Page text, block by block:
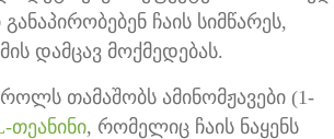
ჩაის სიმწარეს,
დამცავ მოქმედებას.
თამაშობს ამინომჟავები (1-
თეანინი, რომელიც ჩაის ნაყენს